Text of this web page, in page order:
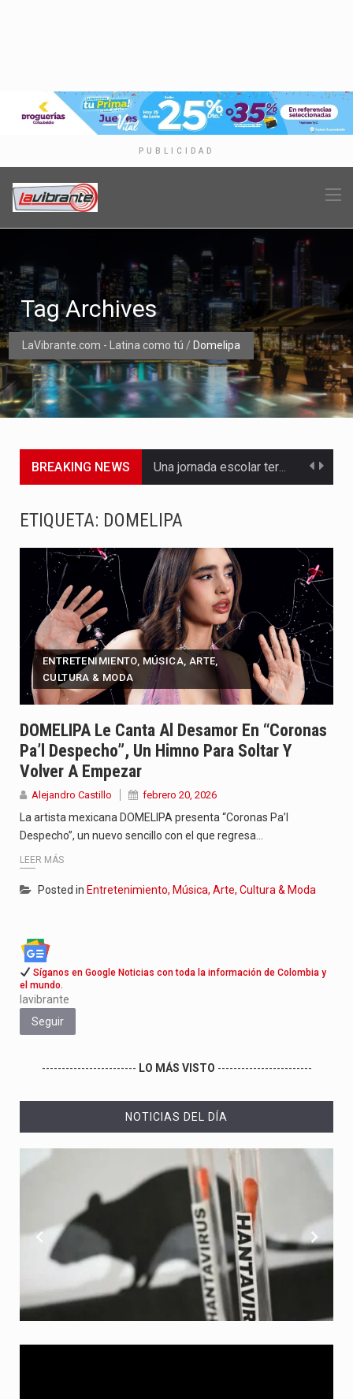
PUBLICIDAD
LaVibrante.com - Latina como tú / Domelipa
Tag Archives
BREAKING NEWS Una jornada escolar terminó en tragedia este viernes 7 de…
La llegada de Álvaro Uribe Vélez a la ceremonia de…
Con una salva de 21 cañonazos se cumplieron los honores…
El presidente electo Abelardo de la Espriella aseguró que durante…
Abelardo de la Espriella comenzó su Gobierno con uno de…
ETIQUETA: DOMELIPA
ENTRETENIMIENTO, MÚSICA, ARTE,
CULTURA & MODA
DOMELIPA Le Canta Al Desamor En “Coronas
Pa’l Despecho”, Un Himno Para Soltar Y
Volver A Empezar
Alejandro Castillo febrero 20, 2026
La artista mexicana DOMELIPA presenta “Coronas Pa’l
Despecho”, un nuevo sencillo con el que regresa…
LEER MÁS
Posted in Entretenimiento, Música, Arte, Cultura & Moda
Síganos en Google Noticias con toda la información de Colombia y
el mundo.
lavibrante
Seguir
------------------------ LO MÁS VISTO ------------------------
NOTICIAS DEL DÍA